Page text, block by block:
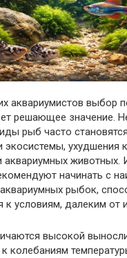
аквариумистов выбор
решающее значение.
рыб часто
экосистемы, ухудшения
аквариумных животных.
начинать с
рыбок,
к условиям, далеким от
высокой
колебаниям